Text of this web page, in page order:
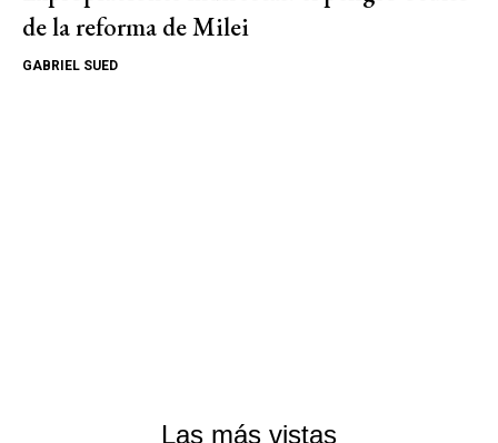
de la reforma de Milei
GABRIEL SUED
Las más vistas